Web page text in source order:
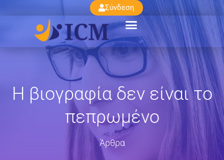
Σύνδεση
H βιογραφία δεν είναι το
πεπρωμένο
Άρθρα